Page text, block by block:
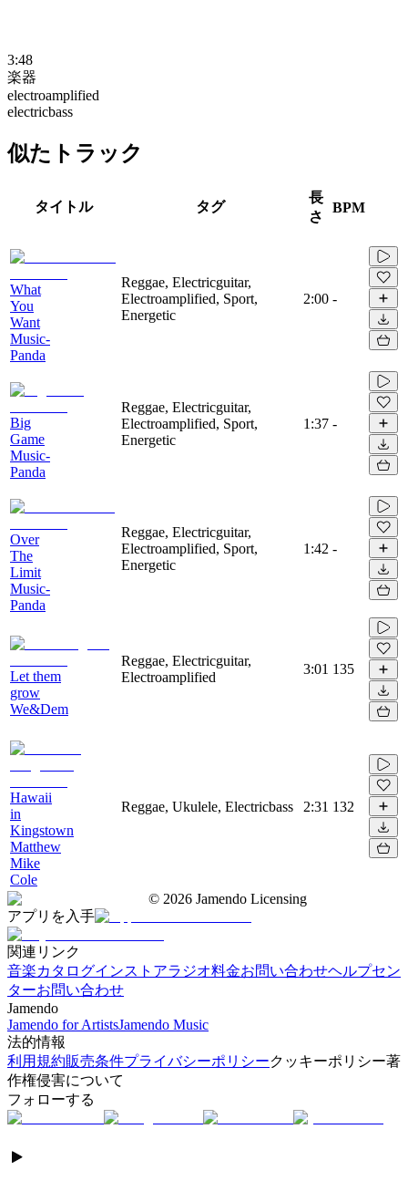
3:48
楽器
electroamplified
electricbass
似たトラック
タイトル タグ
長
さ
BPM
What
You
Want
Music-
Panda
Reggae, Electricguitar,
Electroamplified, Sport,
Energetic
2:00 -
Big
Game
Music-
Panda
Reggae, Electricguitar,
Electroamplified, Sport,
Energetic
1:37 -
Over
The
Limit
Music-
Panda
Reggae, Electricguitar,
Electroamplified, Sport,
Energetic
1:42 -
Let them
grow
We&Dem
Reggae, Electricguitar,
Electroamplified
3:01 135
Hawaii
in
Kingstown
Matthew
Mike
Cole
Reggae, Ukulele, Electricbass 2:31 132
© 2026 Jamendo Licensing
アプリを入手
関連リンク
音楽カタログインストアラジオ料金お問い合わせヘルプセン
ターお問い合わせ
Jamendo
Jamendo for ArtistsJamendo Music
法的情報
利用規約販売条件プライバシーポリシークッキーポリシー著
作権侵害について
フォローする